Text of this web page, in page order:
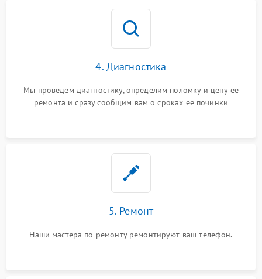
4. Диагностика
Мы проведем диагностику, определим поломку и цену ее
ремонта и сразу сообщим вам о сроках ее починки
5. Ремонт
Наши мастера по ремонту ремонтируют ваш телефон.